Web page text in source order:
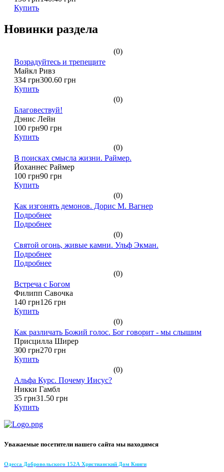
Купить
Новинки раздела
(0)
Возрадуйтесь и трепещите
Майкл Ривз
334 грн300.60 грн
Купить
(0)
Благовествуй!
Дэнис Лейн
100 грн90 грн
Купить
(0)
В поисках смысла жизни. Раймер.
Йоханнес Раймер
100 грн90 грн
Купить
(0)
Как изгонять демонов. Дорис М. Вагнер
Подробнее
Подробнее
(0)
Святой огонь, живые камни. Ульф Экман.
Подробнее
Подробнее
(0)
Встреча с Богом
Филипп Савочка
140 грн126 грн
Купить
(0)
Как различать Божий голос. Бог говорит - мы слышим
Присцилла Ширер
300 грн270 грн
Купить
(0)
Альфа Курс. Почему Иисус?
Никки Гамбл
35 грн31.50 грн
Купить
Уважаемые посетители нашего сайта мы находимся
Одесса Добровольского 152А Христианский Дом Книги